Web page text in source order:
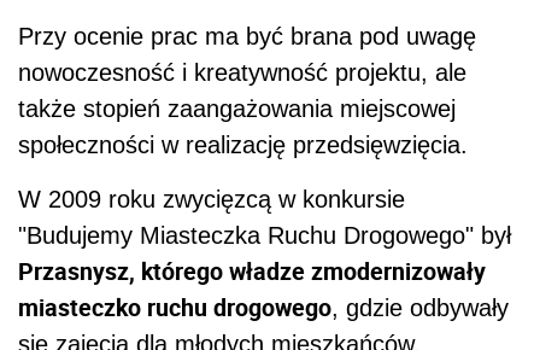
Przy ocenie prac ma być brana pod uwagę
nowoczesność i kreatywność projektu, ale
także stopień zaangażowania miejscowej
społeczności w realizację przedsięwzięcia.
W 2009 roku zwycięzcą w konkursie
"Budujemy Miasteczka Ruchu Drogowego" był
Przasnysz, którego władze zmodernizowały
miasteczko ruchu drogowego, gdzie odbywały
się zajęcia dla młodych mieszkańców.